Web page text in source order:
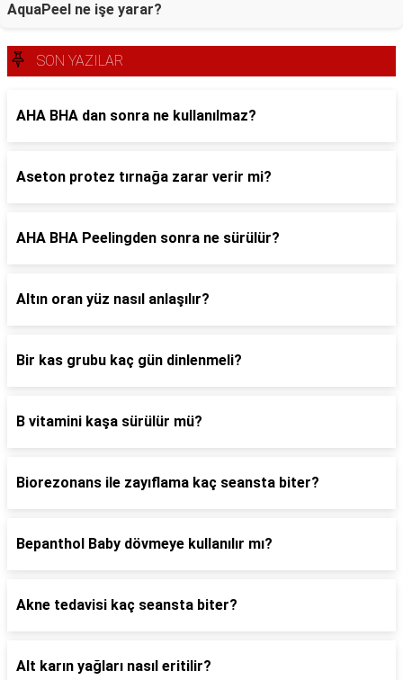
AquaPeel ne işe yarar?
SON YAZILAR
AHA BHA dan sonra ne kullanılmaz?
Aseton protez tırnağa zarar verir mi?
AHA BHA Peelingden sonra ne sürülür?
Altın oran yüz nasıl anlaşılır?
Bir kas grubu kaç gün dinlenmeli?
B vitamini kaşa sürülür mü?
Biorezonans ile zayıflama kaç seansta biter?
Bepanthol Baby dövmeye kullanılır mı?
Akne tedavisi kaç seansta biter?
Alt karın yağları nasıl eritilir?